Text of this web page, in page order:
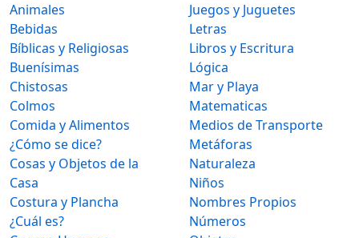
Animales
Bebidas
Bíblicas y Religiosas
Buenísimas
Chistosas
Colmos
Comida y Alimentos
¿Cómo se dice?
Cosas y Objetos de la
Casa
Costura y Plancha
¿Cuál es?
Juegos y Juguetes
Letras
Libros y Escritura
Lógica
Mar y Playa
Matematicas
Medios de Transporte
Metáforas
Naturaleza
Niños
Nombres Propios
Números